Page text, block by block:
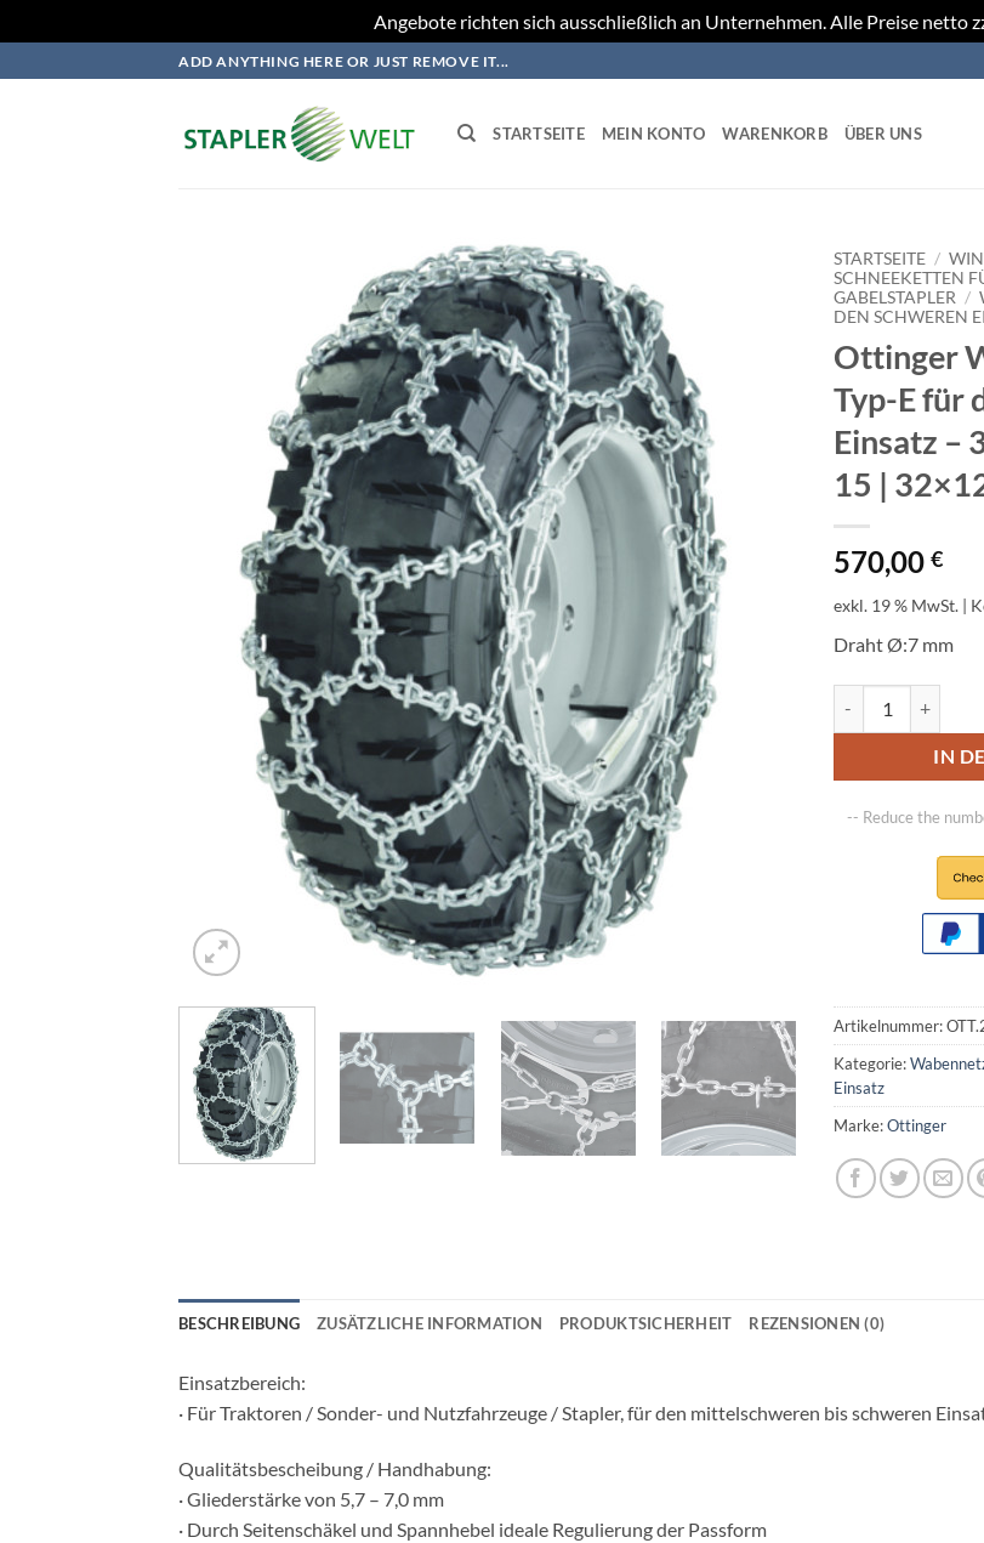
Angebote richten sich ausschließlich an Unternehmen. Alle Preise netto
Inhalt
ADD ANYTHING HERE OR JUST REMOVE IT...
STARTSEITE MEIN KONTO WARENKORB ÜBER UNS
STARTSEITE /
SCHNEEKETTEN
GABELSTAPLER /
DEN SCHWEREN
Ottinger
Typ-E für
Einsatz –
15 |
570,00 €
exkl. 19 % MwSt. |
Draht Ø:7 mm
IN
-- Reduce the
Artikelnummer:
Kategorie:
Einsatz
Marke:Ottinger
BESCHREIBUNG ZUSÄTZLICHE INFORMATION PRODUKTSICHERHEIT REZENSIONEN (0)
Einsatzbereich:
· Für Traktoren / Sonder- und Nutzfahrzeuge / Stapler, für den mittelschweren bis schweren
Qualitätsbescheibung / Handhabung:
· Gliederstärke von 5,7 – 7,0 mm
· Durch Seitenschäkel und Spannhebel ideale Regulierung der Passform